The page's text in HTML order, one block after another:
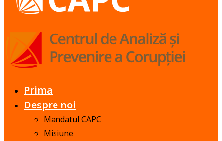
Prima
Despre noi
Mandatul CAPC
Misiune